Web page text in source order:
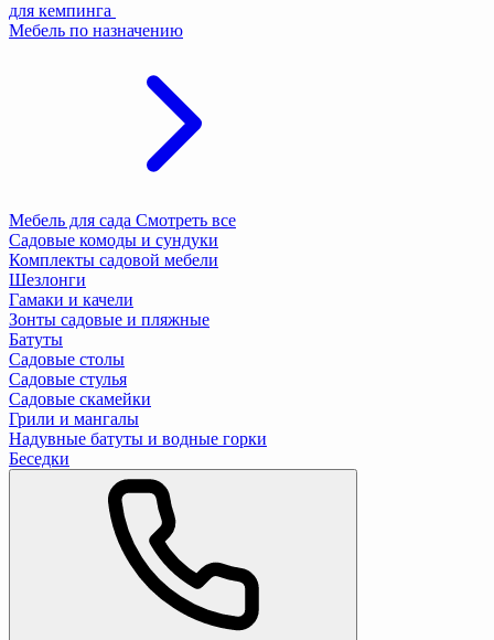
для кемпинга
Мебель по назначению
Мебель для сада Смотреть все
Садовые комоды и сундуки
Комплекты садовой мебели
Шезлонги
Гамаки и качели
Зонты садовые и пляжные
Батуты
Садовые столы
Садовые стулья
Садовые скамейки
Грили и мангалы
Надувные батуты и водные горки
Беседки